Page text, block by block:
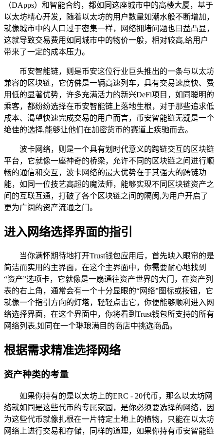
（DApps）和智能合约，都如同这座城市中的高楼大厦，基于
以太坊精心开发，随着以太坊的用户数量如潮水般不断增加，
就像城市中的人口过于密集一样，网络拥堵问题也日益凸显，
这就导致交易费用如同城市中的物价一般，相对较高,给用户
带来了一定的成本压力。
币安智能链，则是币安这位行业巨头推出的一条与以太坊
兼容的区块链，它仿佛是一辆高速列车，具有交易速度快、费
用低的显著优势，许多充满活力的新兴DeFi项目，如同聪明的
乘客，都纷纷选择在币安智能链上落地生根，对于那些追求低
成本、渴望快速完成交易的用户而言，币安智能链无疑是一个
绝佳的选择,能够让他们在加密货币的赛道上疾驰而去。
波卡网络，则是一个具有划时代意义的跨链交互的区块链
平台，它就像一座神奇的桥梁，允许不同的区块链之间进行顺
畅的通信和交互，波卡网络的最大优势在于其强大的跨链功
能，如同一位技艺高超的魔法师，能够实现不同区块链资产之
间的互联互通，打破了各个区块链之间的隔阂,为用户开启了
更为广阔的资产流通之门。
进入网络选择界面的指引
当你满怀期待地打开Trust钱包应用后，首先映入眼帘的是
简洁而实用的主界面，在这个主界面中，你需要耐心地找到
“资产”选项卡，它就像是一扇通往资产世界的大门，在资产列
表的右上角，通常会有一个十分显眼的“网络”图标或按钮，它
就像一个指引方向的灯塔，轻轻点击它，你便能够顺利进入网
络选择界面，在这个界面中，你将看到Trust钱包所支持的所有
网络列表,如同在一个琳琅满目的商店中挑选商品。
根据需求精准选择网络
资产种类的考量
如果你持有的是以太坊上的ERC - 20代币，那么以太坊网
络就如同是这些代币的专属家园，是你必须要选择的网络，因
为这些代币就像扎根在一片特定土地上的植物，只能在以太坊
网络上进行交易和存储，同样的道理，如果你持有币安智能链